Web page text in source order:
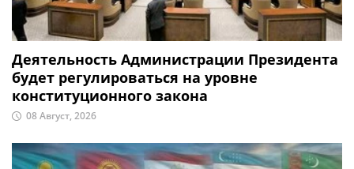
Деятельность Администрации Президента
будет регулироваться на уровне
конституционного закона
08 Август, 2026